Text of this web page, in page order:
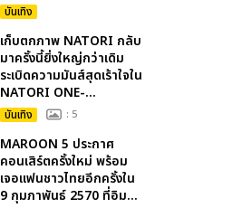
บันเทิง
เก็บตกภาพ NATORI กลับ
มาครั้งนี้ยิ่งใหญ่กว่าเดิม
ระเบิดความมันส์สุดเร้าใจใน
NATORI ONE-...
บันเทิง : 5
MAROON 5 ประกาศ
คอนเสิร์ตครั้งใหม่ พร้อม
เจอแฟนชาวไทยอีกครั้งใน
9 กุมภาพันธ์ 2570 ที่อิม...